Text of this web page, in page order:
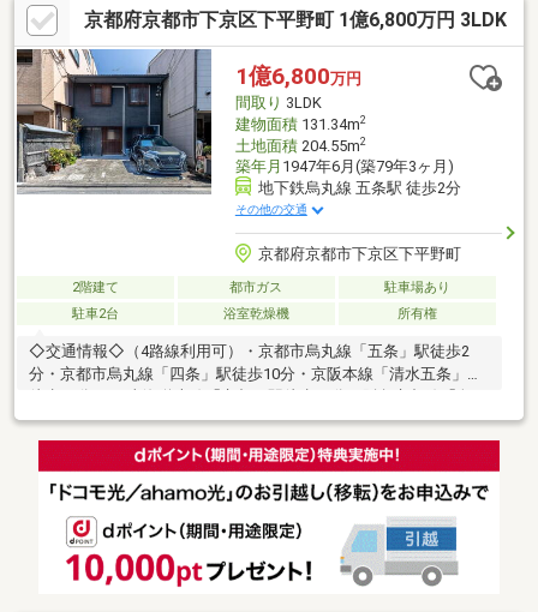
ＣＦ（洗面室、２階トイレ） クロス２階全室■平成10年3
月建築■鉄骨造4階建■南向きで採光良好■シャッター付き車庫■4階
にロフト（約８．４㎡）あり■商業地域■容積率：240％
京都府京都市下京区下平野町 1億6,800万円 3LDK
1億6,800万円
間取り 3LDK
建物面積131.34m2
土地面積204.55m2
築年月 1947年6月(築79年3ヶ月)
地下鉄烏丸線 五条駅 徒歩2分
その他の交通
京都府京都市下京区下平野町
2階建て 都市ガス
駐車場あり
駐車2台
浴室乾燥機 所有権
◇交通情報◇（4路線利用可）・京都市烏丸線「五条」駅徒歩2
分・京都市烏丸線「四条」駅徒歩10分・京阪本線「清水五条」駅
丸」駅徒歩14分☆京都市下京区に所在☆土地面積：約61.87坪
（仮測量）☆駐車スペース2台有（車種による）☆躯体を除き全
交換（平成21年8月）☆近隣商業地域に所在☆間口：約6.6ｍ